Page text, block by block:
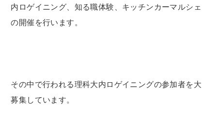
内ロゲイニング、知る職体験、キッチンカーマルシェ
の開催を行います。
その中で行われる理科大内ロゲイニングの参加者を大
募集しています。